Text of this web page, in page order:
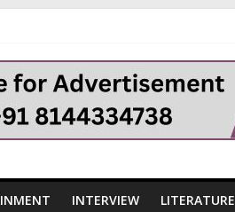
INTERVIEW LITERATURE